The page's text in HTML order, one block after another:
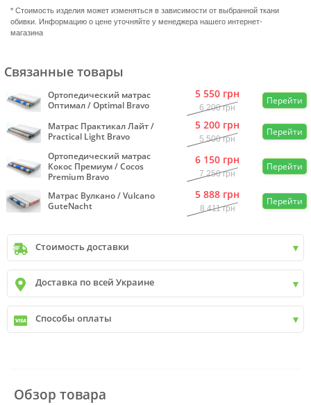
* Стоимость изделия может изменяться в зависимости от выбранной ткани
обивки. Информацию о цене уточняйте у менеджера нашего интернет-
магазина
Связанные товары
Ортопедический матрас
Оптимал / Optimal Bravo
5 550 грн
6 200грн
Перейти
Матрас Практикал Лайт /
Practical Light Bravo
5 200 грн
5 500грн
Перейти
Ортопедический матрас
Кокос Премиум / Cocos
Premium Bravo
6 150 грн
7 250грн
Перейти
Матрас Вулкано / Vulcano
GuteNacht
5 888 грн
8 411грн
Перейти
Стоимость доставки
Киевдо9999 грн. -400 грн.
Киевот9999 грн - БЕСПЛАТНО
Киев пригород +30 грн\км
Доставка по всей Украине
✓Новая почта
✓Деливери
✓Автолюкс
Способы оплаты
✓ Подробнее
Обзор товара